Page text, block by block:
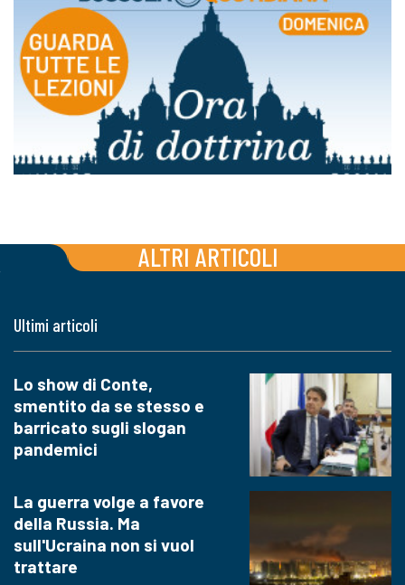
ALTRI ARTICOLI
Ultimi articoli
Lo show di Conte,
smentito da se stesso e
barricato sugli slogan
pandemici
La guerra volge a favore
della Russia. Ma
sull'Ucraina non si vuol
trattare